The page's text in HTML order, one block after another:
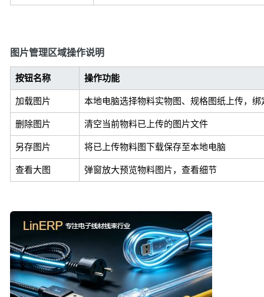
图片管理区域操作说明
按钮名称 操作功能
加载图片 本地电脑选择物料实物图、规格图纸上传，
删除图片 清空当前物料已上传的图片文件
另存图片 将已上传物料图下载保存至本地电脑
查看大图 弹窗放大预览物料图片，查看细节